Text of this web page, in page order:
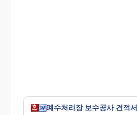
폐수처리장 보수공사 견적서